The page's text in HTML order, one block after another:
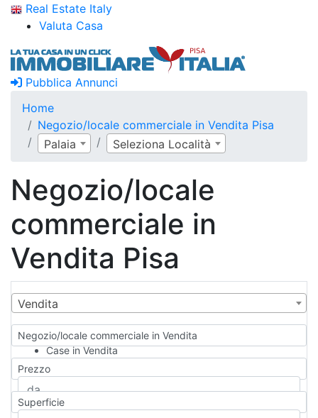
Real Estate Italy
Valuta Casa
Pubblica Annunci
Home
Negozio/locale commerciale in Vendita Pisa
Palaia
Seleziona Località
Negozio/locale
commerciale in
Vendita Pisa
Vendita
Negozio/locale commerciale in Vendita
Case in Vendita
Qualsiasi
Appartamento
Casa indipendente
Casa Semi-indipendente
Prezzo
Superficie